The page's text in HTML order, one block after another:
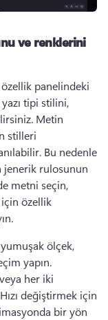
ve renklerini
panelindeki
tipi stilini,
Metin
stilleri
Bu nedenle
jenerik rulosunun
metni seçin,
özellik
ölçek,
her iki
Hızı değiştirmek için
bir yön